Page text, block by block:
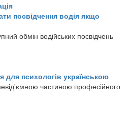
посвідчення водія якщо
обмін водійських посвідчень
для психологів українською
частиною професійного